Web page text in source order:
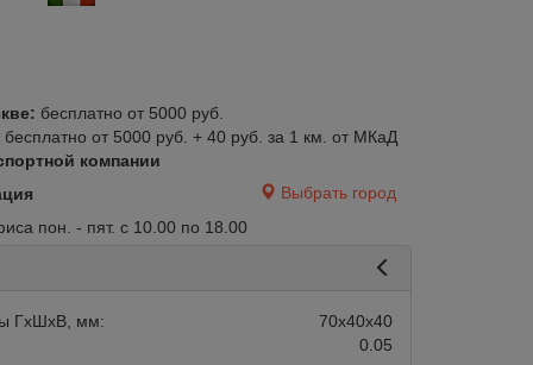
30 дней
кофе с 1 носиком
Мерный стакан для кофе Agave
бесплатно от 5000 руб.
бесплатно от 5000 руб. + 40 руб. за 1 км. от МКаД
компании
Выбрать город
пон. - пят. с 10.00 по 18.00
ГхШхВ, мм:
70х40х40
0.05